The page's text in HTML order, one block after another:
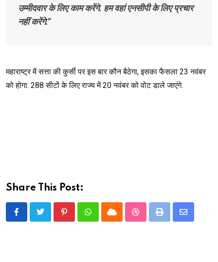
उम्मीदवार के लिए काम करेंगे. हम वहां एनसीपी के लिए प्रचार
नहीं करेंगे.”
महाराष्ट्र में सत्ता की कुर्सी पर इस बार कौन बैठेगा, इसका फैसला 23 नवंबर
को होगा. 288 सीटों के लिए राज्य में 20 नवंबर को वोट डाले जाएंगे.
Share This Post: